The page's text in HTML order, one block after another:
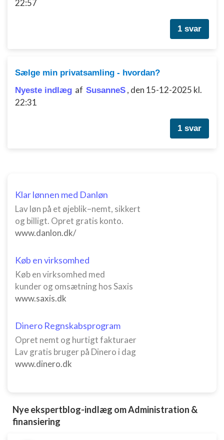
22:57
1 svar
Sælge min privatsamling - hvordan?
Nyeste indlæg af SusanneS , den 15-12-2025 kl.
22:31
1 svar
Klar lønnen med Danløn
Lav løn på et øjeblik–nemt, sikkert
og billigt. Opret gratis konto.
www.danlon.dk/
Køb en virksomhed
Køb en virksomhed med
kunder og omsætning hos Saxis
www.saxis.dk
Dinero Regnskabsprogram
Opret nemt og hurtigt fakturaer
Lav gratis bruger på Dinero i dag
www.dinero.dk
Nye ekspertblog-indlæg om Administration &
finansiering
Funktionel